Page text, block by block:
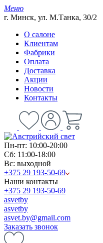
Меню
г. Минск, ул. М.Танка, 30/2
О салоне
Клиентам
Фабрики
Оплата
Доставка
Акции
Новости
Контакты
Пн-пт: 10:00-20:00
Сб: 11:00-18:00
Вс: выходной
+375 29 193-50-69
Наши контакты
+375 29 193-50-69
asvetby
asvetby
asvet.by@gmail.com
Заказать звонок